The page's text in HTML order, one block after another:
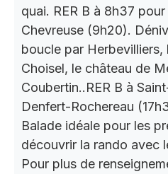
quai. RER B à 8h37
Chevreuse (9h20).
boucle par Herbevilliers,
Choisel, le château de
Coubertin..RER B à
Denfert-Rochereau
Balade idéale pour les
découvrir la rando avec
Pour plus de